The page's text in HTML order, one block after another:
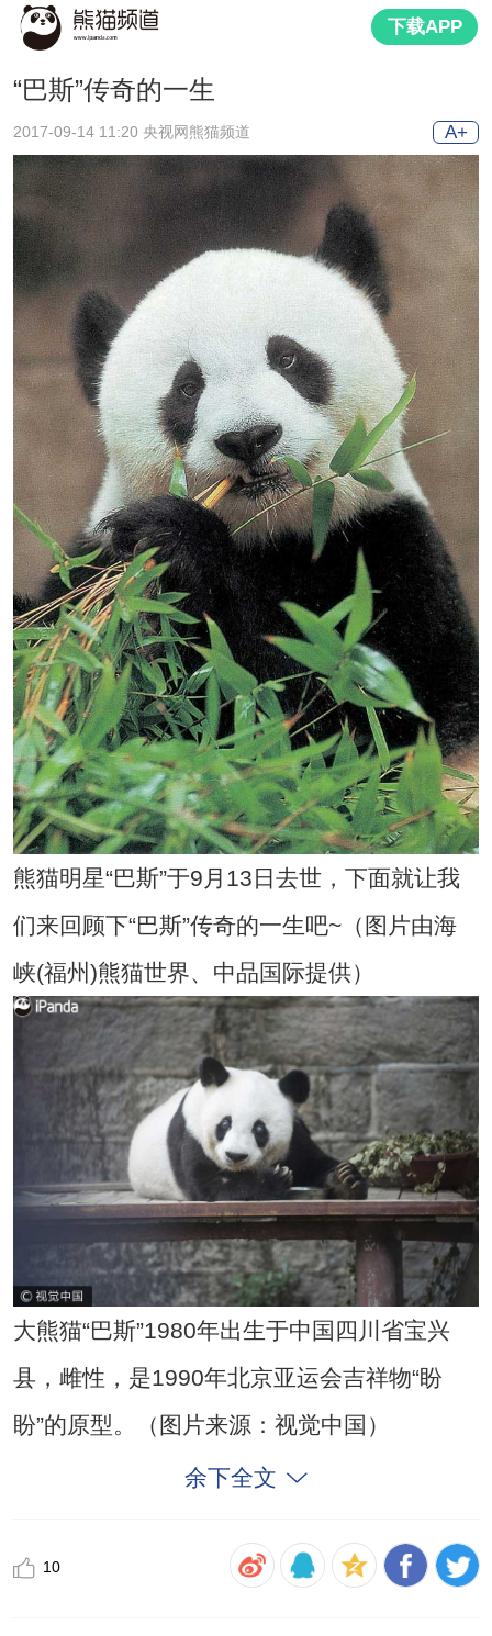
下载APP
“巴斯”传奇的一生
2017-09-14 11:20 央视网熊猫频道 A+
熊猫明星“巴斯”于9月13日去世，下面就让我
们来回顾下“巴斯”传奇的一生吧~（图片由海
峡(福州)熊猫世界、中品国际提供）
大熊猫“巴斯”1980年出生于中国四川省宝兴
县，雌性，是1990年北京亚运会吉祥物“盼
盼”的原型。（图片来源：视觉中国）
余下全文
10